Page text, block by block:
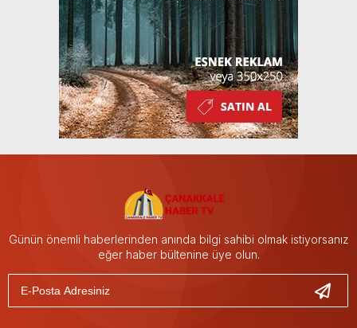
Günün önemli haberlerinden anında bilgi sahibi olmak istiyorsanız
eğer haber bültenine üye olun.